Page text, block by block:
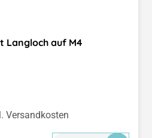
Langloch auf M4
Versandkosten